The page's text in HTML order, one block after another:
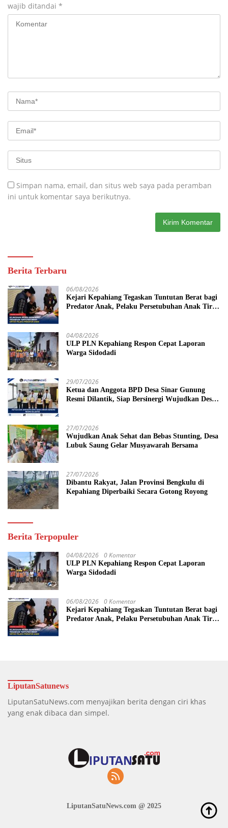
wajib ditandai *
Simpan nama, email, dan situs web saya pada peramban
ini untuk komentar saya berikutnya.
Berita Terbaru
06/08/2026
Kejari Kepahiang Tegaskan Tuntutan Berat bagi
Predator Anak, Pelaku Persetubuhan Anak Tiri
04/08/2026
ULP PLN Kepahiang Respon Cepat Laporan
Warga Sidodadi
29/07/2026
Ketua dan Anggota BPD Desa Sinar Gunung
Resmi Dilantik, Siap Bersinergi Wujudkan Desa
27/07/2026
Wujudkan Anak Sehat dan Bebas Stunting, Desa
Lubuk Saung Gelar Musyawarah Bersama
27/07/2026
Dibantu Rakyat, Jalan Provinsi Bengkulu di
Kepahiang Diperbaiki Secara Gotong Royong
Berita Terpopuler
04/08/2026 0 Komentar
ULP PLN Kepahiang Respon Cepat Laporan
Warga Sidodadi
06/08/2026 0 Komentar
Kejari Kepahiang Tegaskan Tuntutan Berat bagi
Predator Anak, Pelaku Persetubuhan Anak Tiri
LiputanSatunews
LiputanSatuNews.com menyajikan berita dengan ciri khas
yang enak dibaca dan simpel.
LiputanSatuNews.com @ 2025